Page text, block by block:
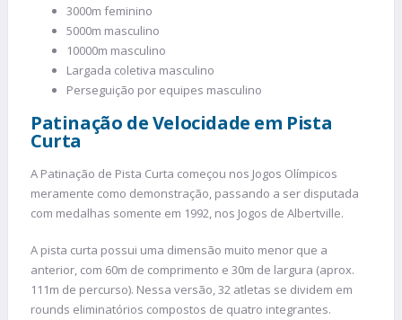
3000m feminino
5000m masculino
10000m masculino
Largada coletiva masculino
Perseguição por equipes masculino
Patinação de Velocidade em Pista
Curta
A Patinação de Pista Curta começou nos Jogos Olímpicos
meramente como demonstração, passando a ser disputada
com medalhas somente em 1992, nos Jogos de Albertville.
A pista curta possui uma dimensão muito menor que a
anterior, com 60m de comprimento e 30m de largura (aprox.
111m de percurso). Nessa versão, 32 atletas se dividem em
rounds eliminatórios compostos de quatro integrantes.